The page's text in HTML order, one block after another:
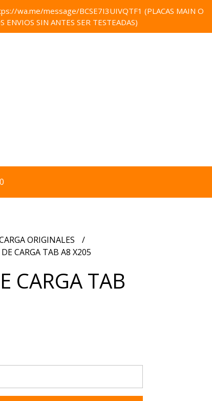
wa.me/message/BCSE7I3UIVQTF1 (PLACAS MAIN O
SIN ANTES SER TESTEADAS)
0
ORIGINALES
CARGA TAB A8 X205
CARGA TAB